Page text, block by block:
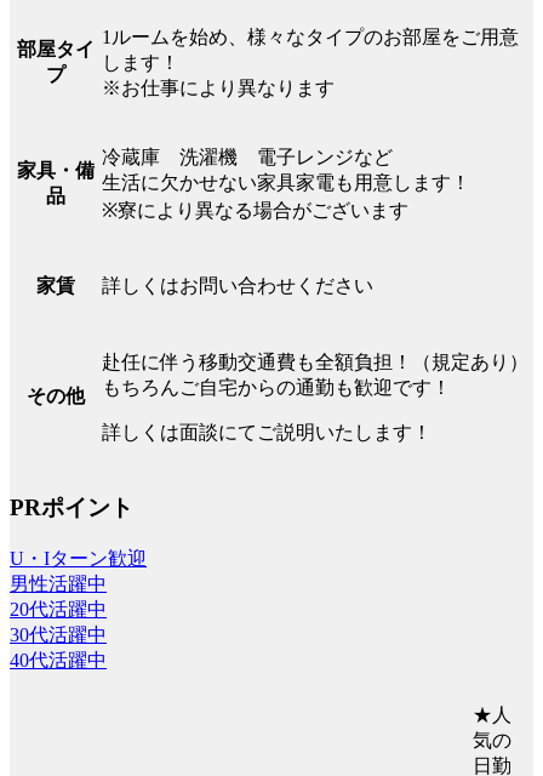
部屋タイ
プ
1ルームを始め、様々なタイプのお部屋をご用意
します！
※お仕事により異なります
家具・備
品
冷蔵庫 洗濯機 電子レンジなど
生活に欠かせない家具家電も用意します！
※寮により異なる場合がございます
家賃 詳しくはお問い合わせください
その他
赴任に伴う移動交通費も全額負担！（規定あり）
もちろんご自宅からの通勤も歓迎です！
詳しくは面談にてご説明いたします！
PRポイント
U・Iターン歓迎
男性活躍中
20代活躍中
30代活躍中
40代活躍中
★人
気の
日勤